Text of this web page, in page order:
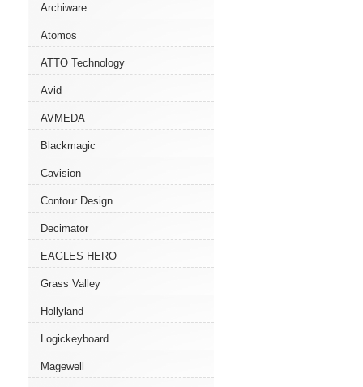
Archiware
Atomos
ATTO Technology
Avid
AVMEDA
Blackmagic
Cavision
Contour Design
Decimator
EAGLES HERO
Grass Valley
Hollyland
Logickeyboard
Magewell